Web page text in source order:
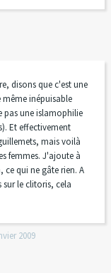
disons que c'est une
inépuisable
pas une islamophilie
Et effectivement
mais voilà
femmes. J'ajoute à
qui ne gâte rien. A
sur le clitoris, cela
2009